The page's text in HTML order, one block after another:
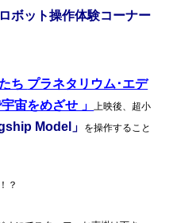
ボット操作体験コーナー
ち プラネタリウム･エデ
宙をめざせ 」 上映後、超小
Model」
を操作すること
？